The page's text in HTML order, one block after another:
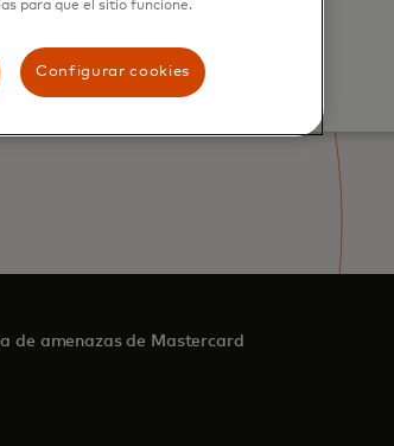
de amenazas de Mastercard
para que el sitio funcione.
Configurar cookies